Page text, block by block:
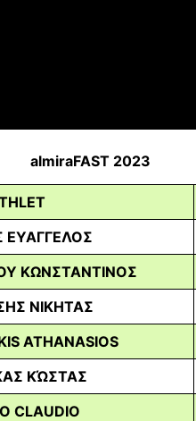
almiraFAST 2023
ΕΥΑΓΓΕΛΟΣ
ΚΩΝΣΤΑΝΤΙΝΟΣ
ΝΙΚΗΤΑΣ
ATHANASIOS
ΚΏΣΤΑΣ
CLAUDIO